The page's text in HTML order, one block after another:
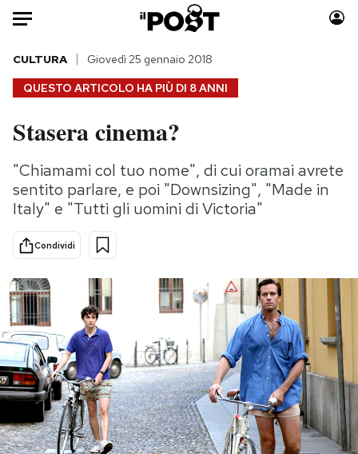
Auto
HOME
Italia
Politica
Tecnologia
Scienza
Economia
Sport
Consumismi
Storie/Idee
Altrecose
Mondiali calcio 2026
PODCAST
NEWSLETTER
QUESTO ARTICOLO HA PIÙ DI 8 ANNI
CULTURA Giovedì 25 gennaio 2018
Stasera cinema?
"Chiamami col tuo nome", di cui oramai avrete
sentito parlare, e poi "Downsizing", "Made in
Italy" e "Tutti gli uomini di Victoria"
Condividi